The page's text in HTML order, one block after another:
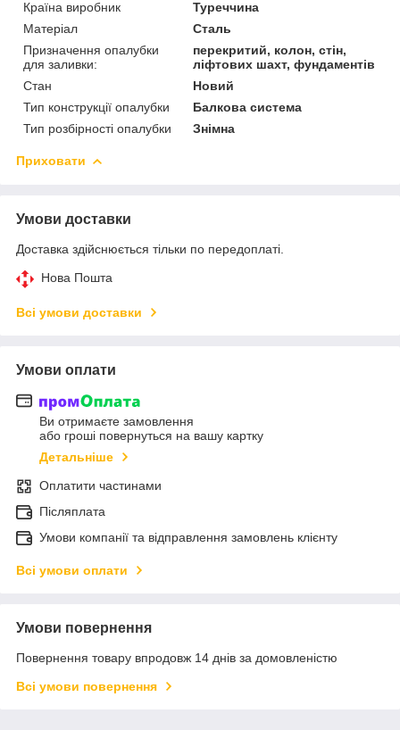
Країна виробник
Туреччина
Матеріал
Сталь
Призначення опалубки
для заливки:
перекритий, колон, стін,
ліфтових шахт, фундаментів
Стан
Новий
Тип конструкції опалубки
Балкова система
Тип розбірності опалубки
Знімна
Приховати
Умови доставки
Доставка здійснюється тільки по передоплаті.
Нова Пошта
Всі умови доставки
Умови оплати
Ви отримаєте замовлення
або гроші повернуться на вашу картку
Детальніше
Оплатити частинами
Післяплата
Умови компанії та відправлення замовлень клієнту
Всі умови оплати
Умови повернення
Повернення товару впродовж 14 днів за домовленістю
Всі умови повернення